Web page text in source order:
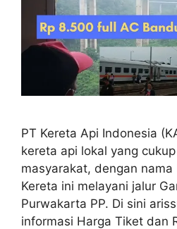
PT Kereta Api Indonesia
kereta api lokal yang
masyarakat, dengan
Kereta ini melayani jalur
Purwakarta PP. Di sini
informasi Harga Tiket dan